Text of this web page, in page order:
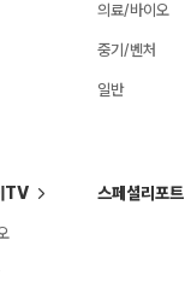
의료/바이오
중기/벤처
일반
TV 스페셜리포트